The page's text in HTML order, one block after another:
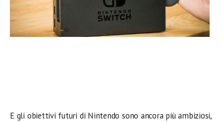
E gli obiettivi futuri di Nintendo sono ancora più ambiziosi,